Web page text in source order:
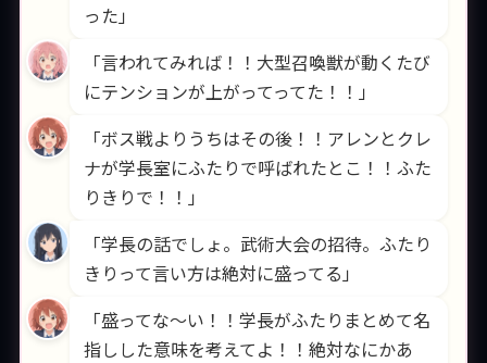
った」
「言われてみれば！！大型召喚獣が動くたび
にテンションが上がってってた！！」
「ボス戦よりうちはその後！！アレンとクレ
ナが学長室にふたりで呼ばれたとこ！！ふた
りきりで！！」
「学長の話でしょ。武術大会の招待。ふたり
きりって言い方は絶対に盛ってる」
「盛ってな〜い！！学長がふたりまとめて名
指しした意味を考えてよ！！絶対なにかあ